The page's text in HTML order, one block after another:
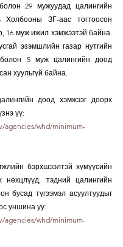
29 мужуудад цалингийн
ЗГ-аас тогтоосон
16 муж ижил хэмжээтэй байна.
эзэмшлийн газар нутгийн
5 муж цалингийн доод
хуульгүй байна.
доод хэмжээг доорх
үү:
agencies/whd/minimum-
бэрхшээлтэй хүмүүсийн
нөхцлүүд, тэдний цалингийн
бусад түгээмэл асуултуудыг
уншина уу:
agencies/whd/minimum-